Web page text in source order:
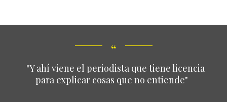
"Y ahí viene el periodista que tiene licencia
para explicar cosas que no entiende"